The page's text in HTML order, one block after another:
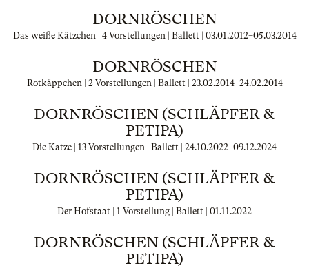
DORNRÖSCHEN
Das weiße Kätzchen | 4 Vorstellungen | Ballett | 03.01.2012–05.03.2014
DORNRÖSCHEN
Rotkäppchen | 2 Vorstellungen | Ballett | 23.02.2014–24.02.2014
DORNRÖSCHEN (SCHLÄPFER &
PETIPA)
Die Katze | 13 Vorstellungen | Ballett | 24.10.2022–09.12.2024
DORNRÖSCHEN (SCHLÄPFER &
PETIPA)
Der Hofstaat | 1 Vorstellung | Ballett | 01.11.2022
DORNRÖSCHEN (SCHLÄPFER &
PETIPA)